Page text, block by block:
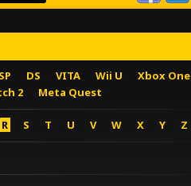
DS VITA Wii U
Xbox One
2 Meta Quest
R S T U V W X Y Z